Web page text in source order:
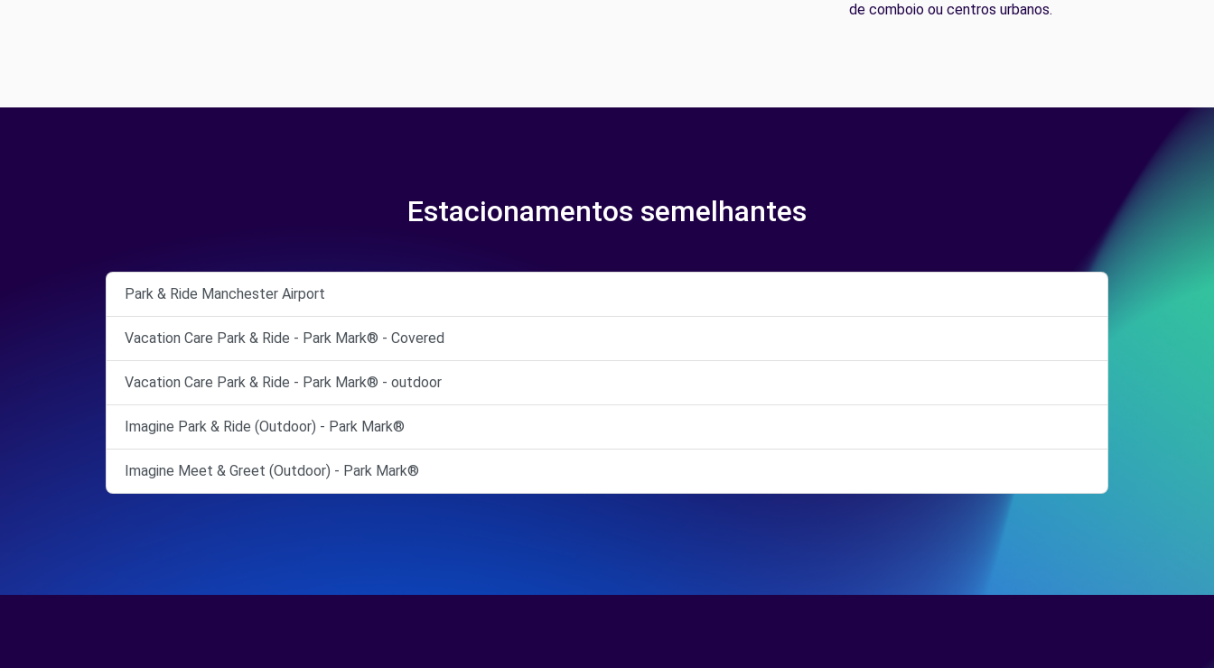
de comboio ou centros urbanos.
Estacionamentos semelhantes
Park & Ride Manchester Airport
Vacation Care Park & Ride - Park Mark® - Covered
Vacation Care Park & Ride - Park Mark® - outdoor
Imagine Park & Ride (Outdoor) - Park Mark®
Imagine Meet & Greet (Outdoor) - Park Mark®